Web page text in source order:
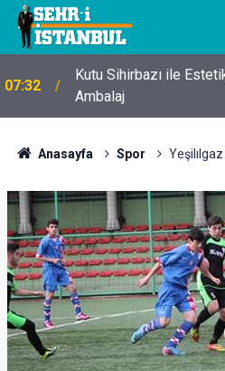
07:32
Kutu Sihirbazı ile
Ambalaj
Anasayfa Spor